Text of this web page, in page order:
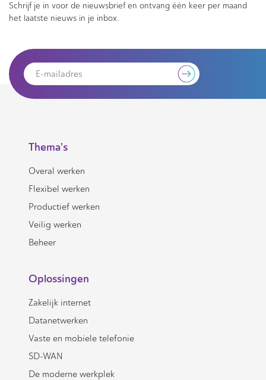
Schrijf je in voor de nieuwsbrief en ontvang één keer per maand
het laatste nieuws in je inbox.
Thema's
Overal werken
Flexibel werken
Productief werken
Veilig werken
Beheer
Oplossingen
Zakelijk internet
Datanetwerken
Vaste en mobiele telefonie
SD-WAN
De moderne werkplek